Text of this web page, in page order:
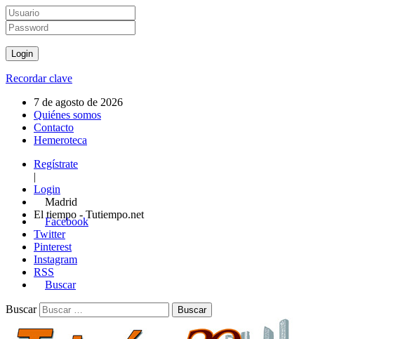
Recordar clave
7 de agosto de 2026
Quiénes somos
Contacto
Hemeroteca
Regístrate
|
Login
Madrid
El tiempo - Tutiempo.net
Facebook
Twitter
Pinterest
Instagram
RSS
Buscar
Buscar